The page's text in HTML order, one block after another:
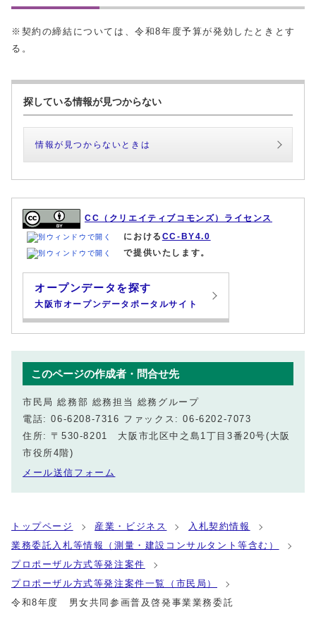
※契約の締結については、令和8年度予算が発効したときとす
る。
探している情報が見つからない
情報が見つからないときは
CC（クリエイティブコモンズ）ライセンス
における CC-BY4.0
で提供いたします。
オープンデータを探す
大阪市オープンデータポータルサイト
このページの作成者・問合せ先
市民局 総務部 総務担当 総務グループ
電話: 06-6208-7316 ファックス: 06-6202-7073
住所: 〒530-8201 大阪市北区中之島1丁目3番20号(大阪
市役所4階)
メール送信フォーム
トップページ 産業・ビジネス
入札契約情報
業務委託入札等情報（測量・建設コンサルタント等含む）
プロポーザル方式等発注案件
プロポーザル方式等発注案件一覧（市民局）
令和8年度 男女共同参画普及啓発事業業務委託